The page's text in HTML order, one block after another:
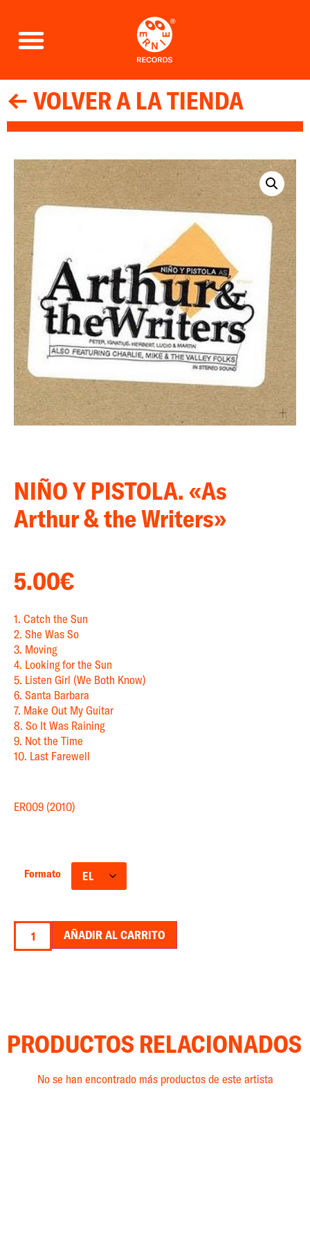
← VOLVER A LA TIENDA
NIÑO Y PISTOLA. «As
Arthur & the Writers»
5.00€
1. Catch the Sun
2. She Was So
3. Moving
4. Looking for the Sun
5. Listen Girl (We Both Know)
6. Santa Barbara
7. Make Out My Guitar
8. So It Was Raining
9. Not the Time
10. Last Farewell
ER009 (2010)
Formato
AÑADIR AL CARRITO
PRODUCTOS RELACIONADOS
No se han encontrado más productos de este artista